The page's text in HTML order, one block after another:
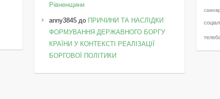
Рівненщини
anny3845 до ПРИЧИНИ ТА НАСЛІДКИ
ФОРМУВАННЯ ДЕРЖАВНОГО БОРГУ
КРАЇНИ У КОНТЕКСТІ РЕАЛІЗАЦІЇ
БОРГОВОЇ ПОЛІТИКИ